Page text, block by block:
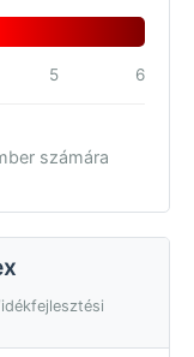
5 6
számára